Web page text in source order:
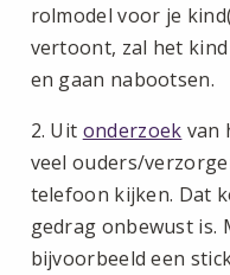
rolmodel voor je
vertoont, zal het
en gaan nabootsen.
2. Uit onderzoek van
veel ouders/
telefoon kijken. Dat
gedrag onbewust is.
bijvoorbeeld een